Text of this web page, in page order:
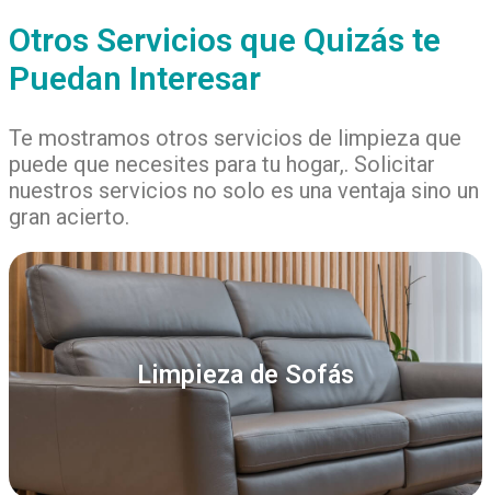
Otros Servicios que Quizás te
Puedan Interesar
Te mostramos otros servicios de limpieza que
puede que necesites para tu hogar,. Solicitar
nuestros servicios no solo es una ventaja sino un
gran acierto.
Limpieza de Sofás